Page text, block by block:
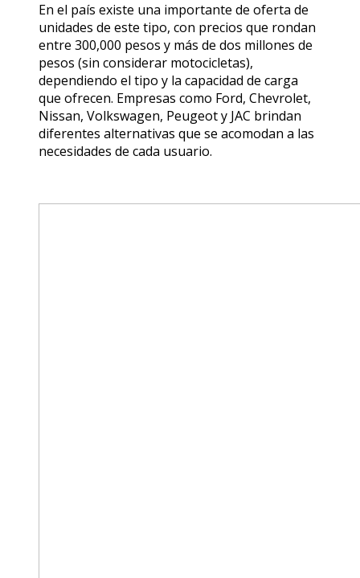
En el país existe una importante de oferta de
unidades de este tipo, con precios que rondan
entre 300,000 pesos y más de dos millones de
pesos (sin considerar motocicletas),
dependiendo el tipo y la capacidad de carga
que ofrecen. Empresas como Ford, Chevrolet,
Nissan, Volkswagen, Peugeot y JAC brindan
diferentes alternativas que se acomodan a las
necesidades de cada usuario.